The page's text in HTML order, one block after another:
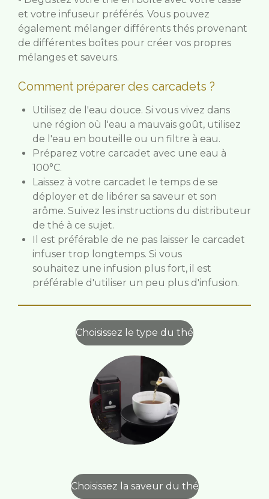
et votre infuseur préférés. Vous pouvez
également mélanger différents thés provenant
de différentes boîtes pour créer vos propres
mélanges et saveurs.
Comment préparer des carcadets ?
Utilisez de l'eau douce. Si vous vivez dans
une région où l'eau a mauvais goût, utilisez
de l'eau en bouteille ou un filtre à eau.
Préparez votre carcadet avec une eau à
100°C.
Laissez à votre carcadet le temps de se
déployer et de libérer sa saveur et son
arôme. Suivez les instructions du distributeur
de thé à ce sujet.
Il est préférable de ne pas laisser le carcadet
infuser trop longtemps. Si vous
souhaitez une infusion plus fort, il est
préférable d'utiliser un peu plus d'infusion.
Choisissez le type du thé
Choisissez la saveur du thé